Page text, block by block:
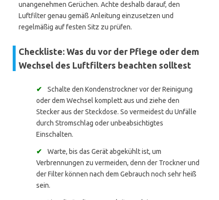
unangenehmen Gerüchen. Achte deshalb darauf, den
Luftfilter genau gemäß Anleitung einzusetzen und
regelmäßig auf festen Sitz zu prüfen.
Checkliste: Was du vor der Pflege oder dem
Wechsel des Luftfilters beachten solltest
✔
Schalte den Kondenstrockner vor der Reinigung
oder dem Wechsel komplett aus und ziehe den
Stecker aus der Steckdose. So vermeidest du Unfälle
durch Stromschlag oder unbeabsichtigtes
Einschalten.
✔
Warte, bis das Gerät abgekühlt ist, um
Verbrennungen zu vermeiden, denn der Trockner und
der Filter können nach dem Gebrauch noch sehr heiß
sein.